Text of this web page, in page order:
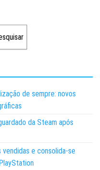
de sempre: novos
da Steam após
e consolida-se